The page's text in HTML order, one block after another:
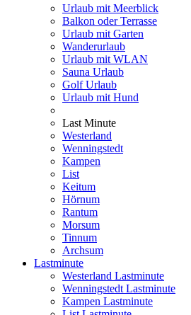
Urlaub mit Meerblick
Balkon oder Terrasse
Urlaub mit Garten
Wanderurlaub
Urlaub mit WLAN
Sauna Urlaub
Golf Urlaub
Urlaub mit Hund
Last Minute
Westerland
Wenningstedt
Kampen
List
Keitum
Hörnum
Rantum
Morsum
Tinnum
Archsum
Lastminute
Westerland Lastminute
Wenningstedt Lastminute
Kampen Lastminute